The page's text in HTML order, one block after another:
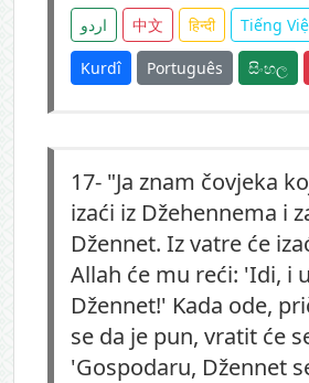
اردو 中文 हिन्दी Tiếng
Kurdî Português සිංහල
17- "Ja znam čovjeka
izaći iz Džehennema i
Džennet. Iz vatre će
Allah će mu reći: 'Idi, i
Džennet!' Kada ode,
se da je pun, vratit će
'Gospodaru, Džennet